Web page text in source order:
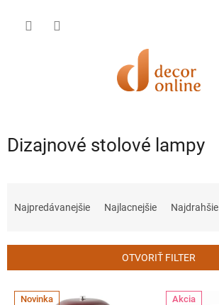
obsah
Dizajnové stolové lampy
i
Najpredávanejšie Najlacnejšie Najdrahšie
OTVORIŤ FILTER
V Novinka Akcia